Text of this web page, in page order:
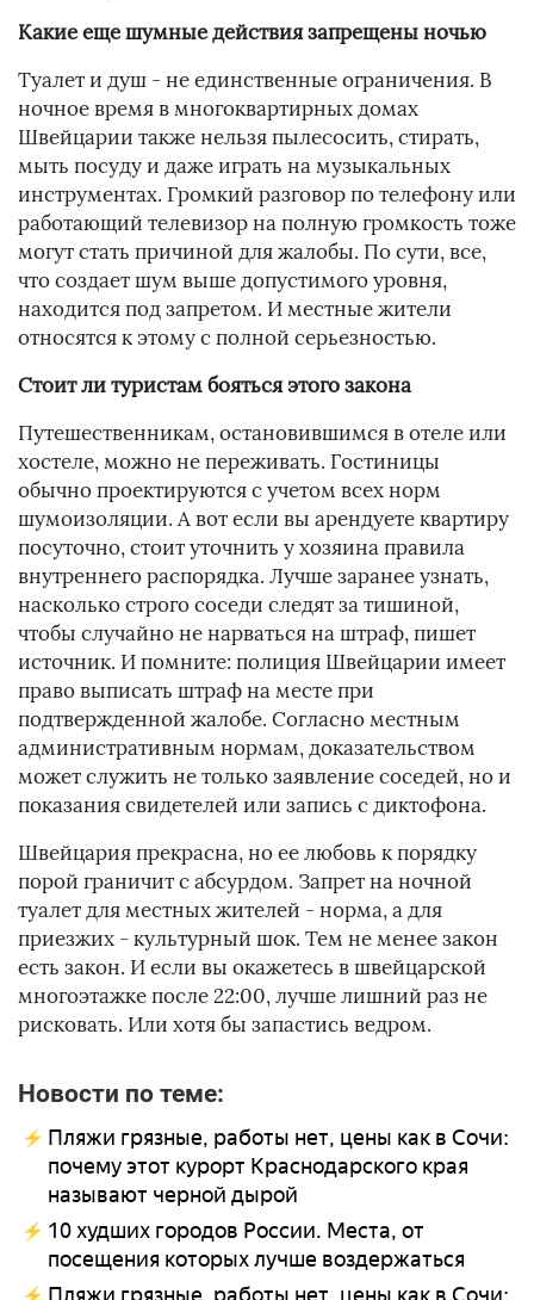
Какие еще шумные действия запрещены ночью
Туалет и душ - не единственные ограничения. В
ночное время в многоквартирных домах
Швейцарии также нельзя пылесосить, стирать,
мыть посуду и даже играть на музыкальных
инструментах. Громкий разговор по телефону или
работающий телевизор на полную громкость тоже
могут стать причиной для жалобы. По сути, все,
что создает шум выше допустимого уровня,
находится под запретом. И местные жители
относятся к этому с полной серьезностью.
Стоит ли туристам бояться этого закона
Путешественникам, остановившимся в отеле или
хостеле, можно не переживать. Гостиницы
обычно проектируются с учетом всех норм
шумоизоляции. А вот если вы арендуете квартиру
посуточно, стоит уточнить у хозяина правила
внутреннего распорядка. Лучше заранее узнать,
насколько строго соседи следят за тишиной,
чтобы случайно не нарваться на штраф, пишет
источник. И помните: полиция Швейцарии имеет
право выписать штраф на месте при
подтвержденной жалобе. Согласно местным
административным нормам, доказательством
может служить не только заявление соседей, но и
показания свидетелей или запись с диктофона.
Швейцария прекрасна, но ее любовь к порядку
порой граничит с абсурдом. Запрет на ночной
туалет для местных жителей - норма, а для
приезжих - культурный шок. Тем не менее закон
есть закон. И если вы окажетесь в швейцарской
многоэтажке после 22:00, лучше лишний раз не
рисковать. Или хотя бы запастись ведром.
Новости по теме:
Пляжи грязные, работы нет, цены как в Сочи:
почему этот курорт Краснодарского края
называют черной дырой
10 худших городов России. Места, от
посещения которых лучше воздержаться